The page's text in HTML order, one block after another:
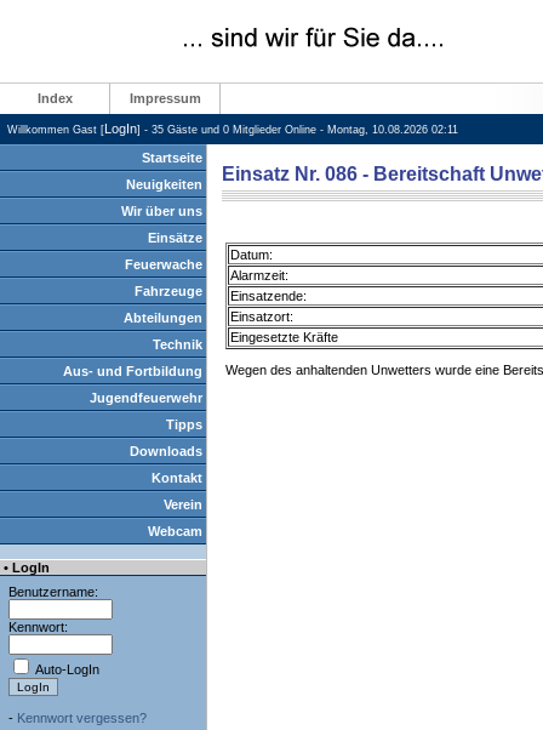
Index Impressum
Willkommen Gast [LogIn] - 35 Gäste und 0 Mitglieder Online - Montag, 10.08.2026 02:11
Startseite
Neuigkeiten
Wir über uns
Einsätze
Feuerwache
Fahrzeuge
Abteilungen
Technik
Aus- und Fortbildung
Jugendfeuerwehr
Tipps
Downloads
Kontakt
Verein
Webcam
• LogIn
Benutzername:
Kennwort:
Auto-LogIn
- Kennwort vergessen?
Einsatz Nr. 086 - Bereitschaft
Datum:
Alarmzeit:
Einsatzende:
Einsatzort:
Eingesetzte Kräfte
Wegen des anhaltenden Unwetters wurde eine